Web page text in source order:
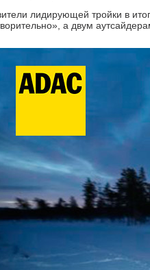
лидирующей тройки в
а двум